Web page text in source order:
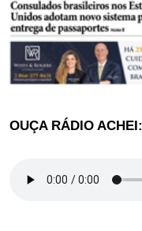
OUÇA RÁDIO ACHEI: